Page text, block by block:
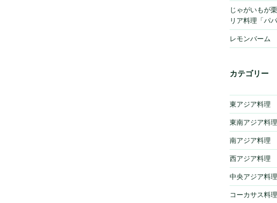
じゃがいもが
リア料理「パ
レモンバーム
カテゴリー
東アジア料理
東南アジア料理
南アジア料理
西アジア料理
中央アジア料理
コーカサス料理